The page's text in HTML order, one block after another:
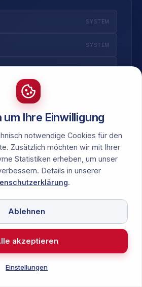
SYSTEM
SYSTEM
SYSTEM
SYSTEM
VAT-COMPLIANCE
Aggregation
Ihre Einwilligung
notwendige Cookies für den
Zusätzlich möchten wir mit Ihrer
Statistiken erheben, um unser
Details in unserer
.
Einstellungen
Ablehnen
akzeptieren